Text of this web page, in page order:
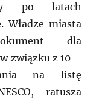
po latach
Władze miasta
dla
związku z 10 –
na listę
ratusza